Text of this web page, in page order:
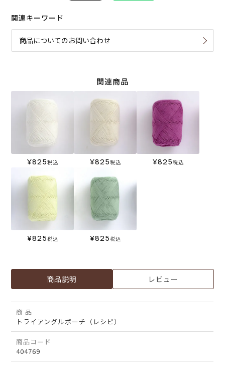
関連キーワード
商品についてのお問い合わせ
関連商品
¥825税込 ¥825税込 ¥825税込
¥825税込 ¥825税込
商品説明 レビュー
商 品
トライアングルポーチ（レシピ）
商品コード
404769